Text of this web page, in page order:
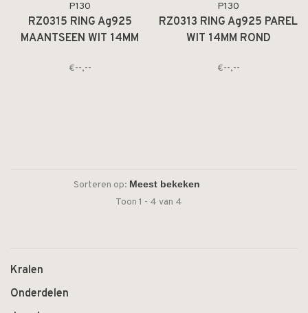
P130
RZ0315 RING Ag925
MAANTSEEN WIT 14MM
€--,--
P130
RZ0313 RING Ag925 PAREL
WIT 14MM ROND
€--,--
Sorteren op:
Toon 1 - 4 van 4
Kralen
Onderdelen